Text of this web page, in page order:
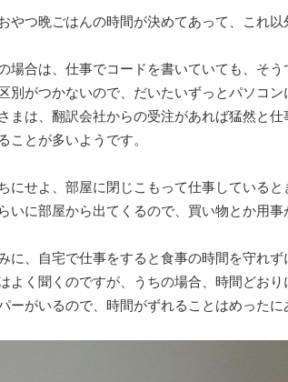
やつ晩ごはんの時間が決めてあって、これ
場合は、仕事でコードを書いていても、そ
別がつかないので、だいたいずっとパソコン
まは、翻訳会社からの受注があれば猛然と
ことが多いようです。
にせよ、部屋に閉じこもって仕事している
いに部屋から出てくるので、買い物とか用
に、自宅で仕事をすると食事の時間を守れ
よく聞くのですが、うちの場合、時間どお
ーがいるので、時間がずれることはめった